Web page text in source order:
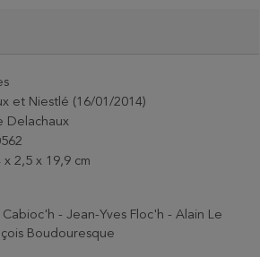
et Niestlé (16/01/2014)
Delachaux
x 2,5 x 19,9 cm
- Jean-Yves Floc'h - Alain Le
Boudouresque